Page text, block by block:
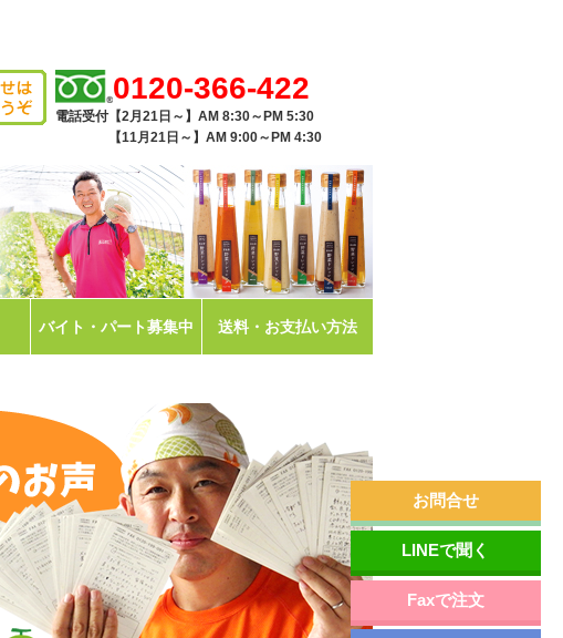
0120-366-422
電話受付【2月21日～】AM 8:30～PM 5:30
【11月21日～】AM 9:00～PM 4:30
バイト・パート募集中 送料・お支払い方法
お問合せ
LINEで聞く
Faxで注文